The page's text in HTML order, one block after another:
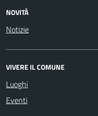
NOVITÀ
Notizie
VIVERE IL COMUNE
Luoghi
Eventi